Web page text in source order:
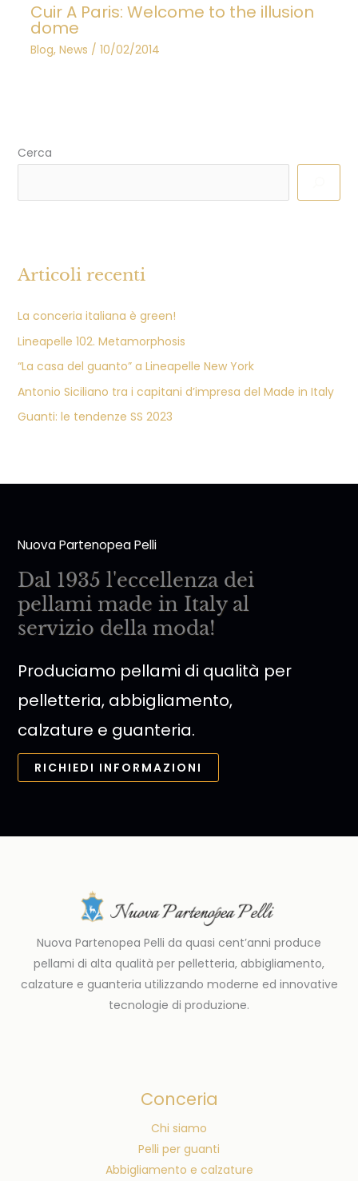
Cuir A Paris: Welcome to the illusion
dome
Blog, News / 10/02/2014
Cerca
Articoli recenti
La conceria italiana è green!
Lineapelle 102. Metamorphosis
“La casa del guanto” a Lineapelle New York
Antonio Siciliano tra i capitani d’impresa del Made in Italy
Guanti: le tendenze SS 2023
Nuova Partenopea Pelli
Dal 1935 l'eccellenza dei
pellami made in Italy al
servizio della moda!
Produciamo pellami di qualità per
pelletteria, abbigliamento,
calzature e guanteria.
RICHIEDI INFORMAZIONI
Nuova Partenopea Pelli da quasi cent’anni produce
pellami di alta qualità per pelletteria, abbigliamento,
calzature e guanteria utilizzando moderne ed innovative
tecnologie di produzione.
Conceria
Chi siamo
Pelli per guanti
Abbigliamento e calzature